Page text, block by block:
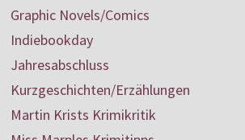
Graphic Novels/Comics
Indiebookday
Jahresabschluss
Kurzgeschichten/Erzählungen
Martin Krists Krimikritik